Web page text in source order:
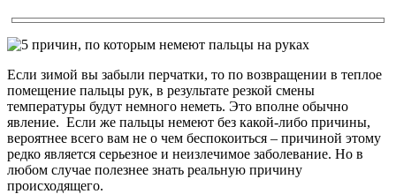
Если зимой вы забыли перчатки, то по возвращении в теплое
помещение пальцы рук, в результате резкой смены
температуры будут немного неметь. Это вполне обычно
явление. Если же пальцы немеют без какой-либо причины,
вероятнее всего вам не о чем беспокоиться – причиной этому
редко является серьезное и неизлечимое заболевание. Но в
любом случае полезнее знать реальную причину
происходящего.